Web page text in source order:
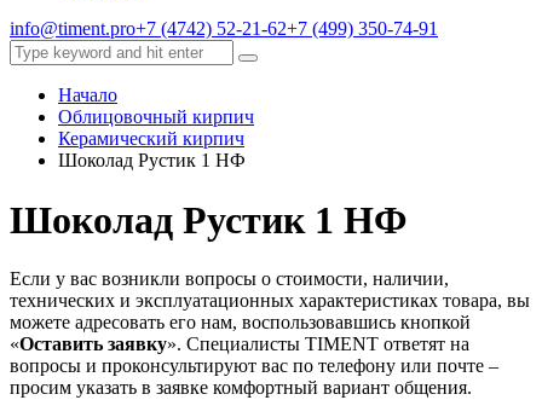
info@timent.pro+7 (4742) 52-21-62+7 (499) 350-74-91
Начало
Облицовочный кирпич
Керамический кирпич
Шоколад Рустик 1 НФ
Шоколад Рустик 1 НФ
Если у вас возникли вопросы о стоимости, наличии,
технических и эксплуатационных характеристиках товара, вы
можете адресовать его нам, воспользовавшись кнопкой
«Оставить заявку». Специалисты TIMENT ответят на
вопросы и проконсультируют вас по телефону или почте –
просим указать в заявке комфортный вариант общения.